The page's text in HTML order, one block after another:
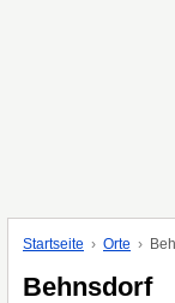
Startseite Orte
Behnsdorf